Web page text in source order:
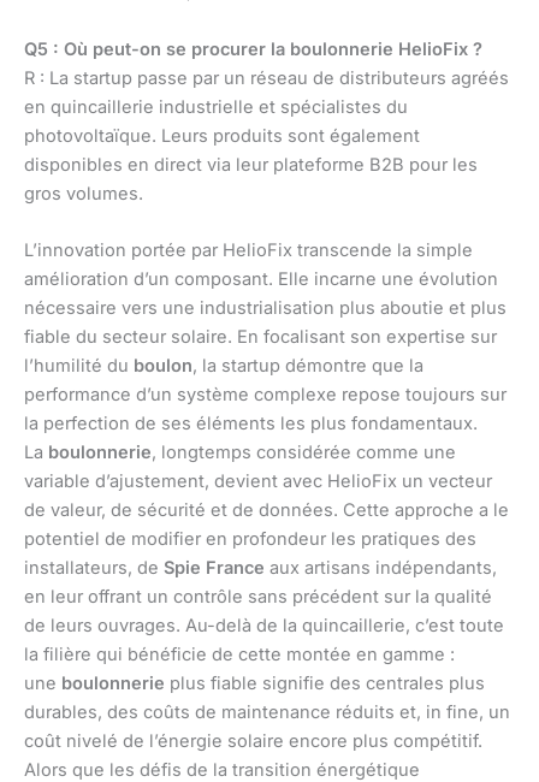
Q5 : Où peut-on se procurer la boulonnerie HelioFix ?
R : La startup passe par un réseau de distributeurs agréés
en quincaillerie industrielle et spécialistes du
photovoltaïque. Leurs produits sont également
disponibles en direct via leur plateforme B2B pour les
gros volumes.
L’innovation portée par HelioFix transcende la simple
amélioration d’un composant. Elle incarne une évolution
nécessaire vers une industrialisation plus aboutie et plus
fiable du secteur solaire. En focalisant son expertise sur
l’humilité du boulon, la startup démontre que la
performance d’un système complexe repose toujours sur
la perfection de ses éléments les plus fondamentaux.
La boulonnerie, longtemps considérée comme une
variable d’ajustement, devient avec HelioFix un vecteur
de valeur, de sécurité et de données. Cette approche a le
potentiel de modifier en profondeur les pratiques des
installateurs, de Spie France aux artisans indépendants,
en leur offrant un contrôle sans précédent sur la qualité
de leurs ouvrages. Au-delà de la quincaillerie, c’est toute
la filière qui bénéficie de cette montée en gamme :
une boulonnerie plus fiable signifie des centrales plus
durables, des coûts de maintenance réduits et, in fine, un
coût nivelé de l’énergie solaire encore plus compétitif.
Alors que les défis de la transition énergétique